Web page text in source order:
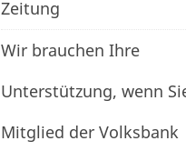
Zeitung
Wir brauchen Ihre
Unterstützung, wenn
Mitglied der Volksbank